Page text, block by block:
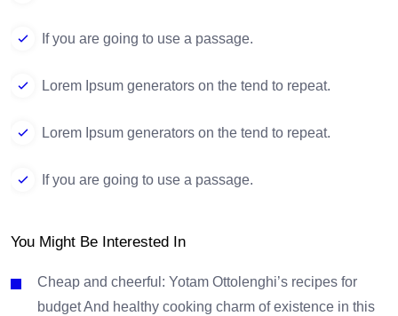
If you are going to use a passage.
Lorem Ipsum generators on the tend to repeat.
Lorem Ipsum generators on the tend to repeat.
If you are going to use a passage.
You Might Be Interested In
Cheap and cheerful: Yotam Ottolenghi’s recipes for
budget And healthy cooking charm of existence in this